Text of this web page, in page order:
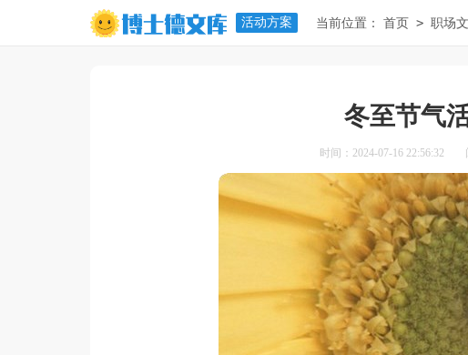
活动方案 当前位置： 首页 > 职场
冬至节气
时间：2024-07-16 22:56:32